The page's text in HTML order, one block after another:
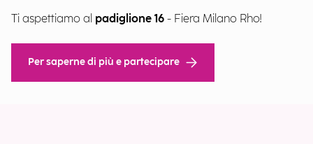
Ti aspettiamo al padiglione 16 - Fiera Milano Rho!
Per saperne di più e partecipare